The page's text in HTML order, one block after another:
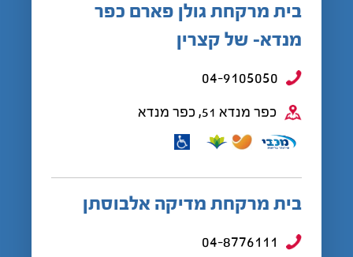
בית מרקחת גולן פארם כפר
מנדא- של קצרין
04-9105050
כפר מנדא 51, כפר מנדא
בית מרקחת מדיקה אלבוסתן
04-8776111